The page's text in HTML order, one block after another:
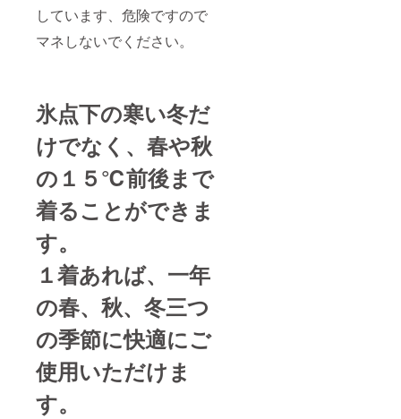
しています、危険ですので
マネしないでください。
氷点下の寒い冬だ
けでなく、春や秋
の１５℃前後まで
着ることができま
す。
１着あれば、一年
の春、秋、冬三つ
の季節に快適にご
使用いただけま
す。